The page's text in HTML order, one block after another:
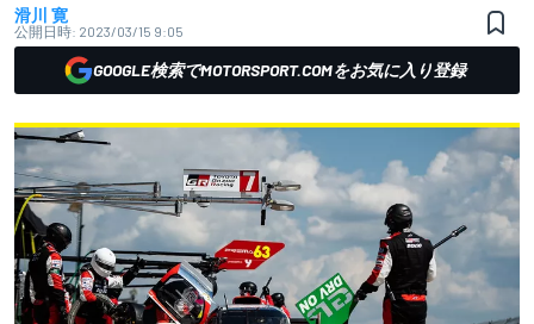
滑川 寛
公開日時: 2023/03/15 9:05
GOOGLE検索でMOTORSPORT.COMをお気に入り登録